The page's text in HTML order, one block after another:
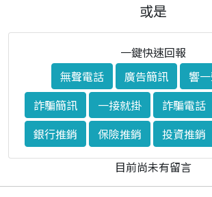
或是
一鍵快速回報
無聲電話
廣告簡訊
響
詐騙簡訊
一接就掛 詐騙電話
銀行推銷
保險推銷 投資推銷
目前尚未有留言